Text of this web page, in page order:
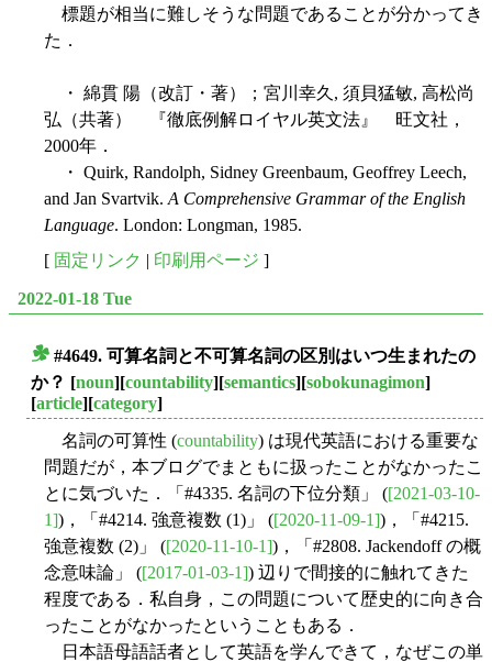
標題が相当に難しそうな問題であることが分かってき
た．
・ 綿貫 陽（改訂・著）；宮川幸久, 須貝猛敏, 高松尚
弘（共著） 『徹底例解ロイヤル英文法』 旺文社，
2000年．
・ Quirk, Randolph, Sidney Greenbaum, Geoffrey Leech,
and Jan Svartvik. A Comprehensive Grammar of the English
Language. London: Longman, 1985.
[ 固定リンク | 印刷用ページ ]
2022-01-18 Tue
#4649. 可算名詞と不可算名詞の区別はいつ生まれたの
か？ [noun][countability][semantics][sobokunagimon]
[article][category]
名詞の可算性 (countability) は現代英語における重要な
問題だが，本ブログでまともに扱ったことがなかったこ
とに気づいた．「#4335. 名詞の下位分類」 ([2021-03-10-
1])，「#4214. 強意複数 (1)」 ([2020-11-09-1])，「#4215.
強意複数 (2)」 ([2020-11-10-1])，「#2808. Jackendoff の概
念意味論」 ([2017-01-03-1]) 辺りで間接的に触れてきた
程度である．私自身，この問題について歴史的に向き合
ったことがなかったということもある．
日本語母語話者として英語を学んできて，なぜこの単